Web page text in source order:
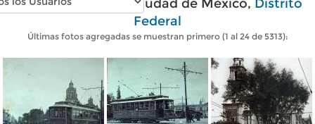
Fotos antiguas de Ciudad de México, Distrito
Federal
Últimas fotos agregadas se muestran primero (1 al 24 de 5313):